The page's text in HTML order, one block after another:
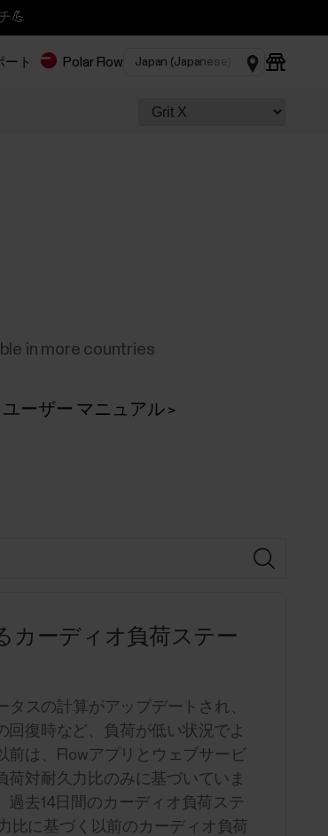
💪
ート Polar Flow
in more countries
ユーザー マニュアル
カーディオ負荷ステー
スの計算がアップデートされ、
回復時など、負荷が低い状況でよ
前は、Flowアプリとウェブサービ
対耐久力比のみに基づいていま
過去14日間のカーディオ負荷ステ
比に基づく以前のカーディオ負荷